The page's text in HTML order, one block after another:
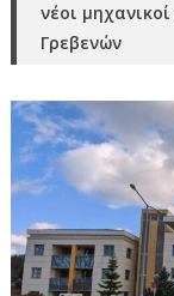
νέοι
Γρεβενών